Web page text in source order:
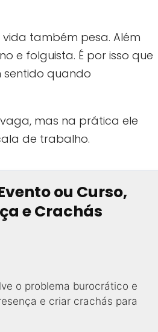
também pesa. Além
e folguista. É por isso que
sentido quando
mas na prática ele
de trabalho.
ou Curso,
e Crachás
o problema burocrático e
e criar crachás para